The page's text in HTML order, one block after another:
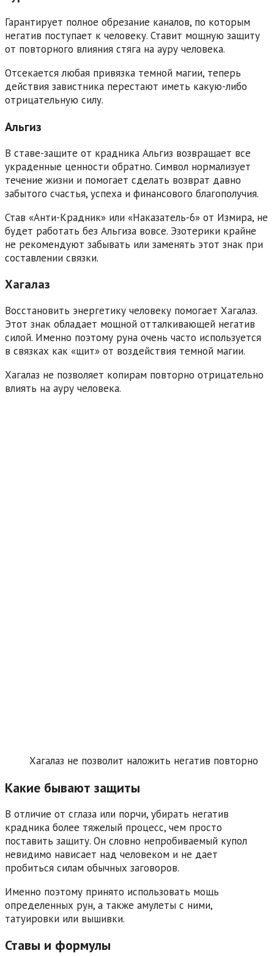
Гарантирует полное обрезание каналов, по которым
негатив поступает к человеку. Ставит мощную защиту
от повторного влияния стяга на ауру человека.
Отсекается любая привязка темной магии, теперь
действия завистника перестают иметь какую-либо
отрицательную силу.
Альгиз
В ставе-защите от крадника Альгиз возвращает все
украденные ценности обратно. Символ нормализует
течение жизни и помогает сделать возврат давно
забытого счастья, успеха и финансового благополучия.
Став «Анти-Крадник» или «Наказатель-6» от Измира, не
будет работать без Альгиза вовсе. Эзотерики крайне
не рекомендуют забывать или заменять этот знак при
составлении связки.
Хагалаз
Восстановить энергетику человеку помогает Хагалаз.
Этот знак обладает мощной отталкивающей негатив
силой. Именно поэтому руна очень часто используется
в связках как «щит» от воздействия темной магии.
Хагалаз не позволяет копирам повторно отрицательно
влиять на ауру человека.
Хагалаз не позволит наложить негатив повторно
Какие бывают защиты
В отличие от сглаза или порчи, убирать негатив
крадника более тяжелый процесс, чем просто
поставить защиту. Он словно непробиваемый купол
невидимо нависает над человеком и не дает
пробиться силам обычных заговоров.
Именно поэтому принято использовать мощь
определенных рун, а также амулеты с ними,
татуировки или вышивки.
Ставы и формулы